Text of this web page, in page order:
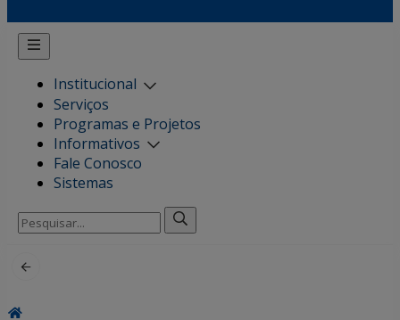
Institucional
Serviços
Programas e Projetos
Informativos
Fale Conosco
Sistemas
Pesquisar
por: